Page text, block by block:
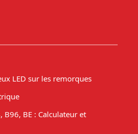
LED sur les remorques
B96, BE : Calculateur et